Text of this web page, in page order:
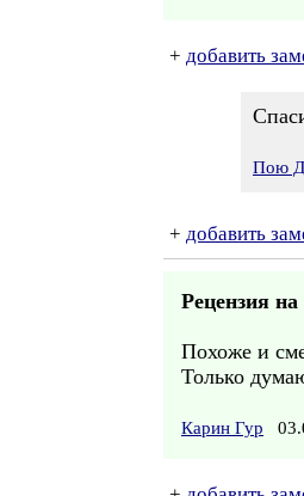
+ добавить
Пою
+ добавить
Рецензия на
Похоже и
Только
Карин Гур